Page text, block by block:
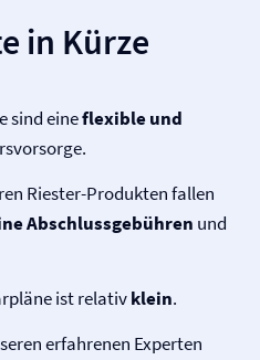
in Kürze
sind eineflexible und
Riester-Produkten fallen
Abschlussgebühren und
ist relativklein.
erfahrenen Experten